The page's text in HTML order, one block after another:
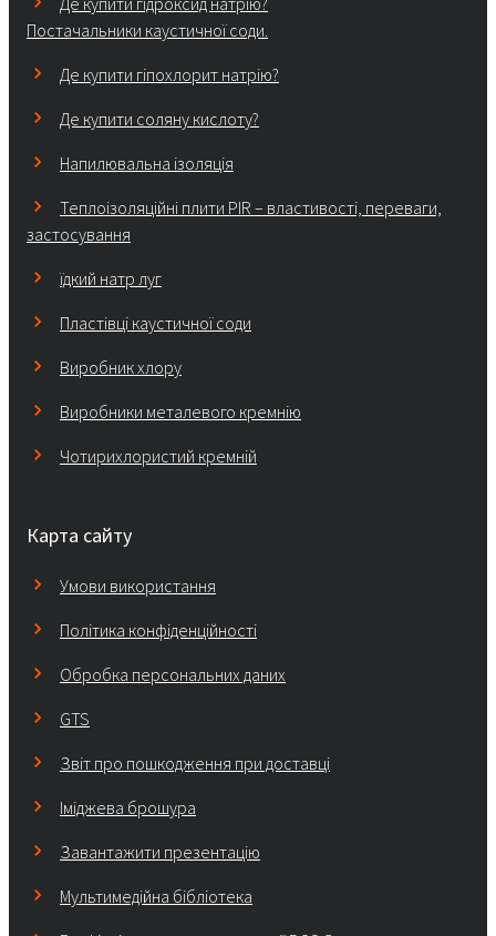
Постачальники каустичної соди.
Де купити гіпохлорит натрію?
Де купити соляну кислоту?
Напилювальна ізоляція
Теплоізоляційні плити PIR – властивості, переваги,
застосування
їдкий натр луг
Пластівці каустичної соди
Виробник хлору
Виробники металевого кремнію
Чотирихлористий кремній
Карта сайту
Умови використання
Політика конфіденційності
Обробка персональних даних
GTS
Звіт про пошкодження при доставці
Іміджева брошура
Завантажити презентацію
Мультимедійна бібліотека